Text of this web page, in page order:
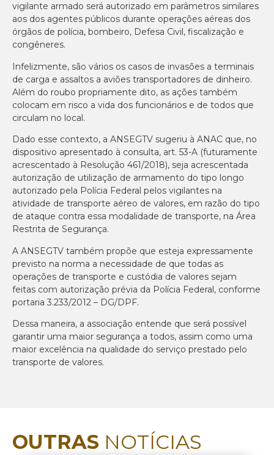
vigilante armado será autorizado em parâmetros similares
aos dos agentes públicos durante operações aéreas dos
órgãos de polícia, bombeiro, Defesa Civil, fiscalização e
congêneres.
Infelizmente, são vários os casos de invasões a terminais
de carga e assaltos a aviões transportadores de dinheiro.
Além do roubo propriamente dito, as ações também
colocam em risco a vida dos funcionários e de todos que
circulam no local.
Dado esse contexto, a ANSEGTV sugeriu à ANAC que, no
dispositivo apresentado à consulta, art. 53-A (futuramente
acrescentado à Resolução 461/2018), seja acrescentada
autorização de utilização de armamento do tipo longo
autorizado pela Polícia Federal pelos vigilantes na
atividade de transporte aéreo de valores, em razão do tipo
de ataque contra essa modalidade de transporte, na Área
Restrita de Segurança.
A ANSEGTV também propõe que esteja expressamente
previsto na norma a necessidade de que todas as
operações de transporte e custódia de valores sejam
feitas com autorização prévia da Polícia Federal, conforme
portaria 3.233/2012 – DG/DPF.
Dessa maneira, a associação entende que será possível
garantir uma maior segurança a todos, assim como uma
maior excelência na qualidade do serviço prestado pelo
transporte de valores.
OUTRAS NOTÍCIAS